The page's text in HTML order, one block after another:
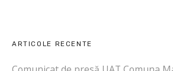
g
ARTICOLE RECENTE